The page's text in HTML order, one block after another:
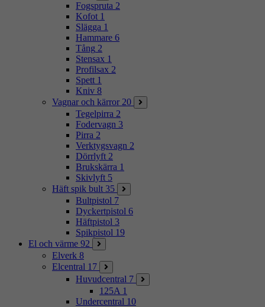
Fogspruta 2
Kofot 1
Slägga 1
Hammare 6
Tång 2
Stensax 1
Profilsax 2
Spett 1
Kniv 8
Vagnar och kärror 20
Tegelpirra 2
Fodervagn 3
Pirra 2
Verktygsvagn 2
Dörrlyft 2
Brukskärra 1
Skivlyft 5
Häft spik bult 35
Bultpistol 7
Dyckertpistol 6
Häftpistol 3
Spikpistol 19
El och värme 92
Elverk 8
Elcentral 17
Huvudcentral 7
125A 1
Undercentral 10